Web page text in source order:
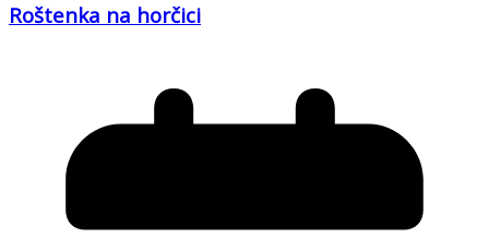
Roštenka na horčici